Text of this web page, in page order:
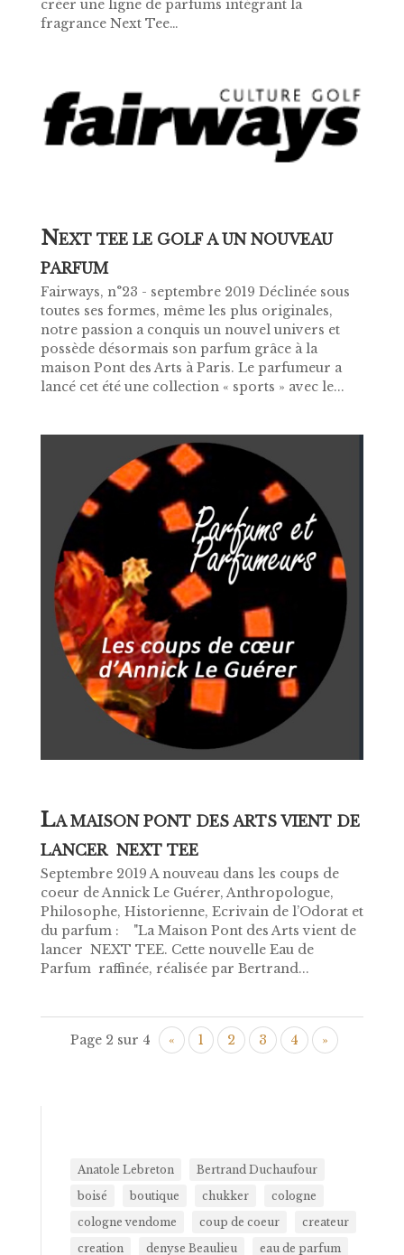
créer une ligne de parfums intégrant la
fragrance Next Tee…
NEXT TEE LE GOLF A UN NOUVEAU
PARFUM
Fairways, n°23 - septembre 2019 Déclinée sous
toutes ses formes, même les plus originales,
notre passion a conquis un nouvel univers et
possède désormais son parfum grâce à la
maison Pont des Arts à Paris. Le parfumeur a
lancé cet été une collection « sports » avec le...
LA MAISON PONT DES ARTS VIENT DE
LANCER NEXT TEE
Septembre 2019 A nouveau dans les coups de
coeur de Annick Le Guérer, Anthropologue,
Philosophe, Historienne, Ecrivain de l’Odorat et
du parfum : "La Maison Pont des Arts vient de
lancer NEXT TEE. Cette nouvelle Eau de
Parfum raffinée, réalisée par Bertrand...
Page 2 sur 4 « 1 2 3 4 »
Anatole Lebreton
Bertrand Duchaufour
boisé
boutique chukker
cologne
cologne vendome
coup de coeur
createur
creation
denyse Beaulieu
eau de parfum